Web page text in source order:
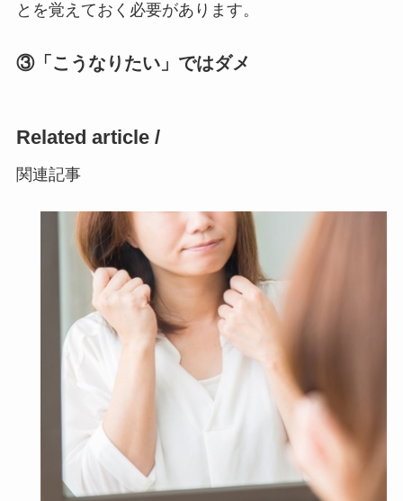
とを覚えておく必要があります。
③「こうなりたい」ではダメ
Related article /
関連記事